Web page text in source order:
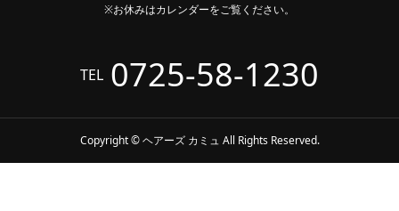
※お休みはカレンダーをご覧ください。
TEL 0725-58-1230
Copyright © ヘアーズ カミュ All Rights Reserved.